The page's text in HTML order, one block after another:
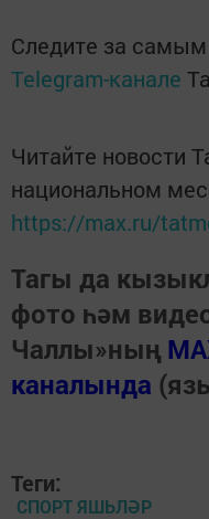
Следите за
Telegram-канале
Читайте новости
национальном
https://max.ru/
Тагы да
фото һәм
Чаллы»ның
каналында
Теги:
СПОРТ ЯШЬЛӘР